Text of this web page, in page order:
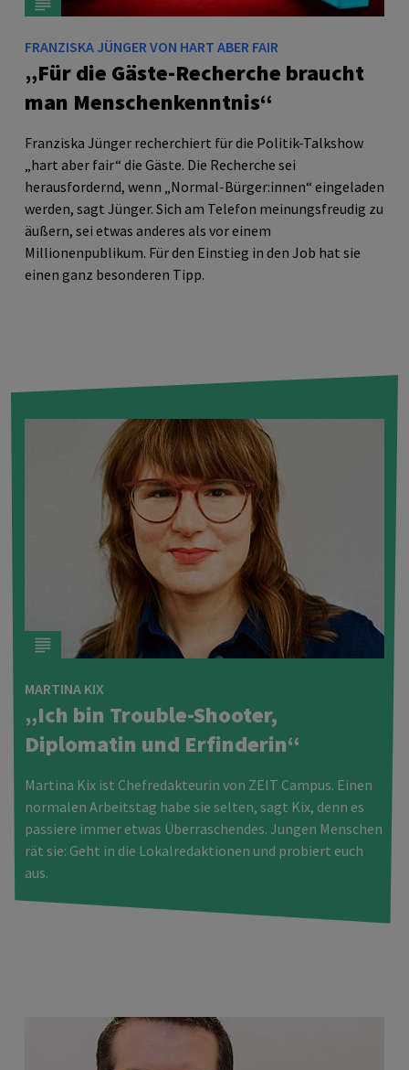
FRANZISKA JÜNGER VON HART ABER FAIR
„Für die Gäste-Recherche braucht
man Menschenkenntnis“
Franziska Jünger recherchiert für die Politik-Talkshow
„hart aber fair“ die Gäste. Die Recherche sei
herausfordernd, wenn „Normal-Bürger:innen“ eingeladen
werden, sagt Jünger. Sich am Telefon meinungsfreudig zu
äußern, sei etwas anderes als vor einem
Millionenpublikum. Für den Einstieg in den Job hat sie
einen ganz besonderen Tipp.
MARTINA KIX
„Ich bin Trouble-Shooter,
Diplomatin und Erfinderin“
Martina Kix ist Chefredakteurin von ZEIT Campus. Einen
normalen Arbeitstag habe sie selten, sagt Kix, denn es
passiere immer etwas Überraschendes. Jungen Menschen
rät sie: Geht in die Lokalredaktionen und probiert euch
aus.